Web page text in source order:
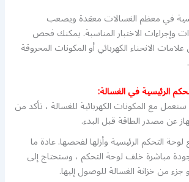
في معظم الغسالات معقدة ويصعب
وإجراءات الاختبار المناسبة. يمكنك فحص
الانحناء الكهربائي أو المكونات المحروقة
الرئيسية في الغسالة:
ستعمل مع المكونات الكهربائية للغسالة ، تأكد من
عن مصدر الطاقة قبل البدء.
التحكم الرئيسية وأزلها لفحصها. عادة ما
مباشرة خلف لوحة التحكم ، وستحتاج إلى
جزء من خزانة الغسالة للوصول إليها.